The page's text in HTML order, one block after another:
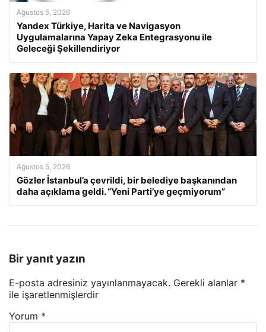
Ağustos 5, 2026
Yandex Türkiye, Harita ve Navigasyon
Uygulamalarına Yapay Zeka Entegrasyonu ile
Geleceği Şekillendiriyor
Ağustos 5, 2026
Gözler İstanbul’a çevrildi, bir belediye başkanından
daha açıklama geldi. “Yeni Parti’ye geçmiyorum”
Bir yanıt yazın
E-posta adresiniz yayınlanmayacak. Gerekli alanlar *
ile işaretlenmişlerdir
Yorum *